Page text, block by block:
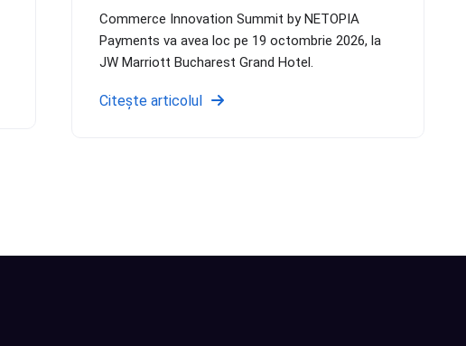
Commerce Innovation Summit by NETOPIA
Payments va avea loc pe 19 octombrie 2026, la
JW Marriott Bucharest Grand Hotel.
Citește articolul